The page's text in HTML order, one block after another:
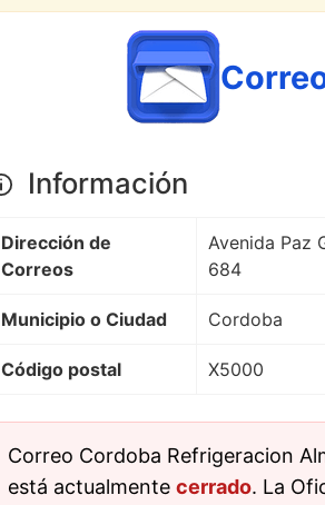
Información
Dirección de
Correos
Avenida Paz
684
Municipio o Ciudad Cordoba
Código postal X5000
Correo Cordoba Refrigeracion
está actualmente cerrado. La